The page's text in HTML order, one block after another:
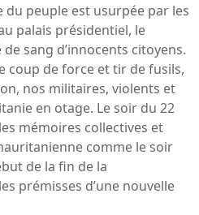
du peuple est usurpée par les
palais présidentiel, le
sang d’innocents citoyens.
coup de force et tir de fusils,
nos militaires, violents et
en otage. Le soir du 22
mémoires collectives et
comme le soir
de la fin de la
prémisses d’une nouvelle